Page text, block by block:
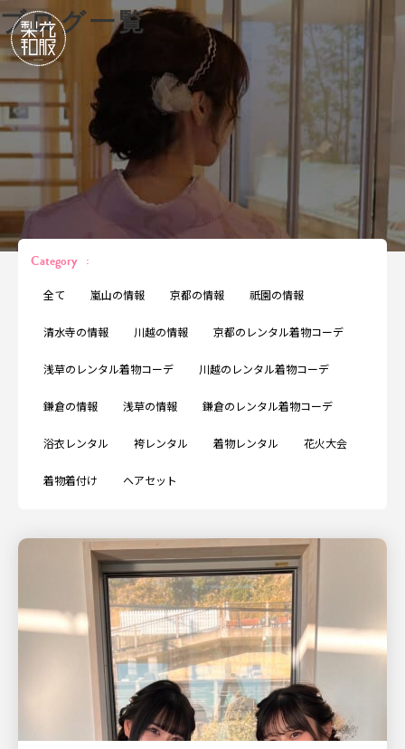
ブログ一覧
Category :
全て 嵐山の情報 京都の情報 祇園の情報
清水寺の情報 川越の情報 京都のレンタル着物コーデ
浅草のレンタル着物コーデ 川越のレンタル着物コーデ
鎌倉の情報 浅草の情報 鎌倉のレンタル着物コーデ
浴衣レンタル 袴レンタル 着物レンタル 花火大会
着物着付け ヘアセット